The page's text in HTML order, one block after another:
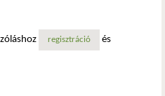
jon postel, az internet egyik atyja
regisztráció és